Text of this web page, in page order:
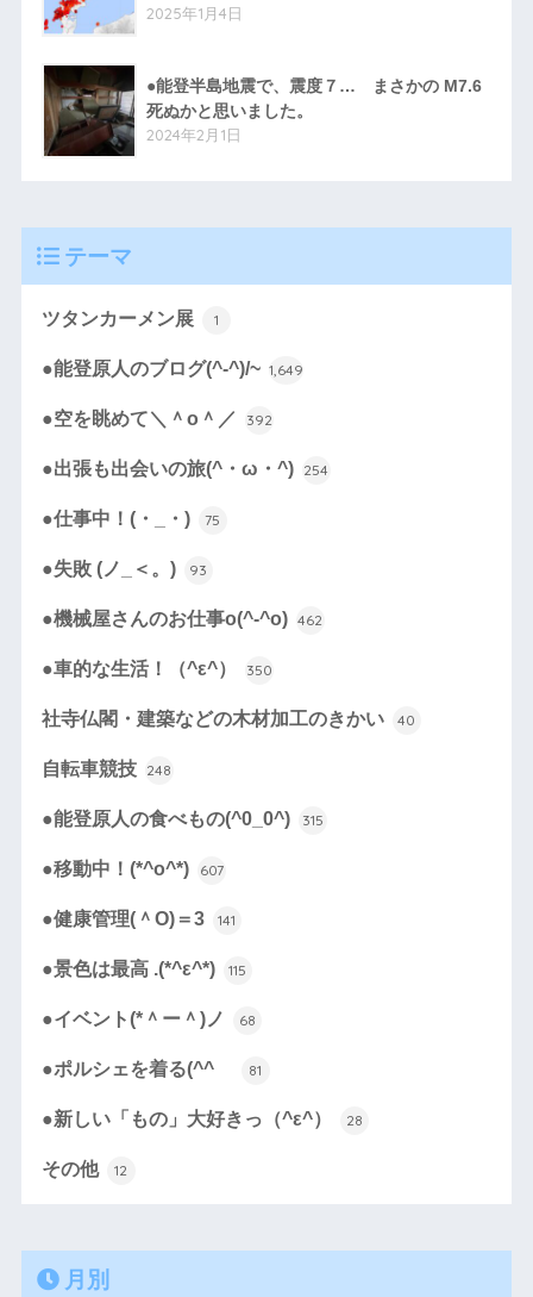
2025年1月4日
●能登半島地震で、震度７… まさかの M7.6
死ぬかと思いました。
2024年2月1日
テーマ
ツタンカーメン展 1
●能登原人のブログ(^-^)/~ 1,649
●空を眺めて＼＾o＾／ 392
●出張も出会いの旅(^・ω・^) 254
●仕事中！(・_・) 75
●失敗 (ノ_＜。) 93
●機械屋さんのお仕事o(^-^o) 462
●車的な生活！（^ε^） 350
社寺仏閣・建築などの木材加工のきかい 40
自転車競技 248
●能登原人の食べもの(^0_0^) 315
●移動中！(*^o^*) 607
●健康管理(＾O)＝3 141
●景色は最高 .(*^ε^*) 115
●イベント(*＾ー＾)ノ 68
●ポルシェを着る(^^ゞ 81
●新しい「もの」大好きっ（^ε^） 28
その他 12
月別